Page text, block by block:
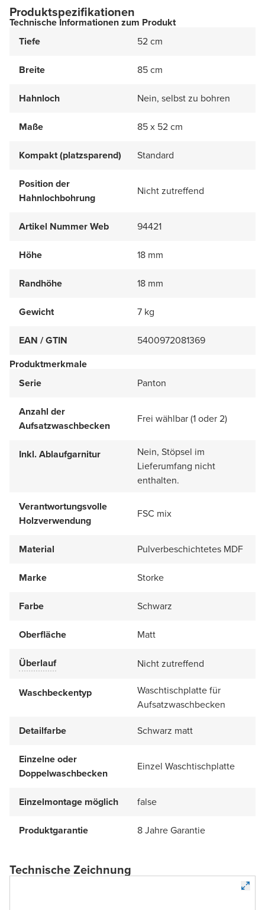
Produktspezifikationen
Technische Informationen zum Produkt
Tiefe
52 cm
Breite 85 cm
Hahnloch Nein, selbst zu bohren
Maße 85 x 52 cm
Kompakt (platzsparend) Standard
Position der
Hahnlochbohrung
Nicht zutreffend
Artikel Nummer Web 94421
Höhe 18 mm
Randhöhe 18 mm
Gewicht 7 kg
EAN / GTIN
5400972081369
Produktmerkmale
Serie
Panton
Anzahl der
Aufsatzwaschbecken
Frei wählbar (1 oder 2)
Inkl. Ablaufgarnitur
Nein, Stöpsel im
Lieferumfang nicht
enthalten.
Verantwortungsvolle
Holzverwendung
FSC mix
Material Pulverbeschichtetes MDF
Marke Storke
Farbe Schwarz
Oberfläche Matt
Überlauf Nicht zutreffend
Waschbeckentyp
Waschtischplatte für
Aufsatzwaschbecken
Detailfarbe
Schwarz matt
Einzelne oder
Doppelwaschbecken
Einzel Waschtischplatte
Einzelmontage möglich false
Produktgarantie 8 Jahre Garantie
Technische Zeichnung